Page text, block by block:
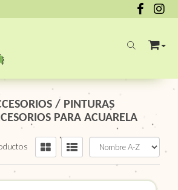
/ PINTURAS
PARA ACUARELA